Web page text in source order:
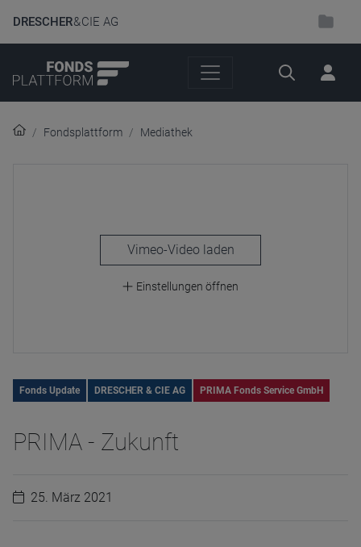
DRESCHER& CIE AG
Suche
Fondsplattform Mediathek
laden
Einstellungen öffnen
Fonds Update DRESCHER & CIE AG PRIMA Fonds Service GmbH
PRIMA - Zukunft
25. März 2021